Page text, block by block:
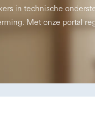
in technische
Met onze portal